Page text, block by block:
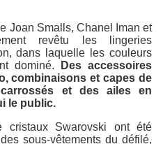
Joan Smalls, Chanel Iman et
revêtu les lingeries
dans laquelle les couleurs
dominé.
Des accessoires
combinaisons et capes de
et des ailes en
le public.
Swarovski ont été
sous-vêtements du défilé,